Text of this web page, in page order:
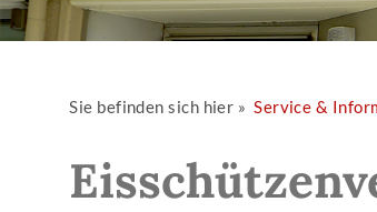
Sie befinden sich hier »Service &